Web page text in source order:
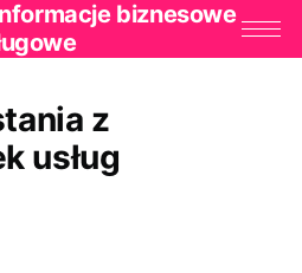
biznesowe
z
usług